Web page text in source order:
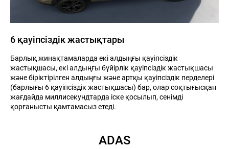
6 қауіпсіздік жастықтары
Барлық жинақтамаларда екі алдыңғы қауіпсіздік
жастықшасы, екі алдыңғы бүйірлік қауіпсіздік жастықшасы
және біріктірілген алдыңғы және артқы қауіпсіздік перделері
(барлығы 6 қауіпсіздік жастықшасы) бар, олар соқтығысқан
жағдайда миллисекундтарда іске қосылып, сенімді
қорғанысты қамтамасыз етеді.
ADAS